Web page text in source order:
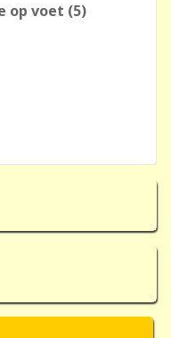
op voet (5)